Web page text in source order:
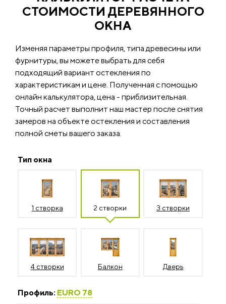
СТОИМОСТИ ДЕРЕВЯННОГО
ОКНА
Изменяя параметры профиля, типа древесины или
фурнитуры, вы можете выбрать для себя
подходящий вариант остекления по
характеристикам и цене. Полученная с помощью
онлайн калькулятора, цена - приблизительная.
Точный расчет выполнит наш мастер после снятия
замеров на объекте остекления и составления
полной сметы вашего заказа.
Тип окна
1 створка 2 створки 3 створки
4 створки Балкон Дверь
Профиль: EURO 78